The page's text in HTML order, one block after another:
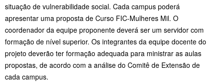
situação de vulnerabilidade social. Cada campus poderá
apresentar uma proposta de Curso FIC-Mulheres Mil. O
coordenador da equipe proponente deverá ser um servidor com
formação de nível superior. Os integrantes da equipe docente do
projeto deverão ter formação adequada para ministrar as aulas
propostas, de acordo com a análise do Comitê de Extensão de
cada campus.